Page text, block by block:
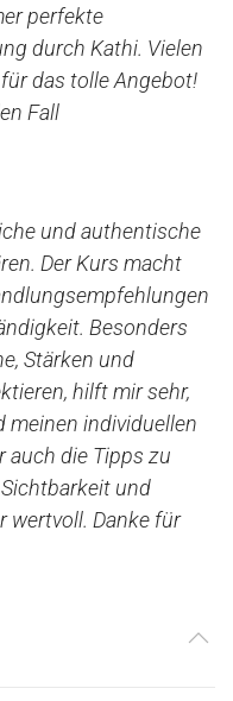
perfekte
durch Kathi. Vielen
das tolle Angebot!
Fall
und authentische
Der Kurs macht
Besonders
Stärken und
hilft mir sehr,
meinen individuellen
auch die Tipps zu
und
wertvoll. Danke für